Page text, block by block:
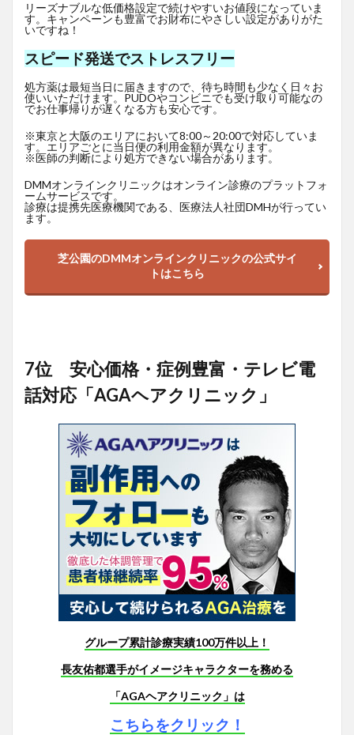
リーズナブルな低価格設定で続けやすいお値段になっていま
す。キャンペーンも豊富でお財布にやさしい設定がありがた
いですね！
スピード発送でストレスフリー
処方薬は最短当日に届きますので、待ち時間も少なく日々お
使いいただけます。PUDOやコンビニでも受け取り可能なの
でお仕事帰りが遅くなる方も安心です。
※東京と大阪のエリアにおいて8:00～20:00で対応していま
す。エリアごとに当日便の利用金額が異なります。
※医師の判断により処方できない場合があります。
DMMオンラインクリニックはオンライン診療のプラットフォ
ームサービスです。
診療は提携先医療機関である、医療法人社団DMHが行ってい
ます。
芝公園のDMMオンラインクリニックの公式サイ
トはこちら
7位 安心価格・症例豊富・テレビ電
話対応「AGAヘアクリニック」
グループ累計診療実績100万件以上！
長友佑都選手がイメージキャラクターを務める
「AGAヘアクリニック」は
こちらをクリック！